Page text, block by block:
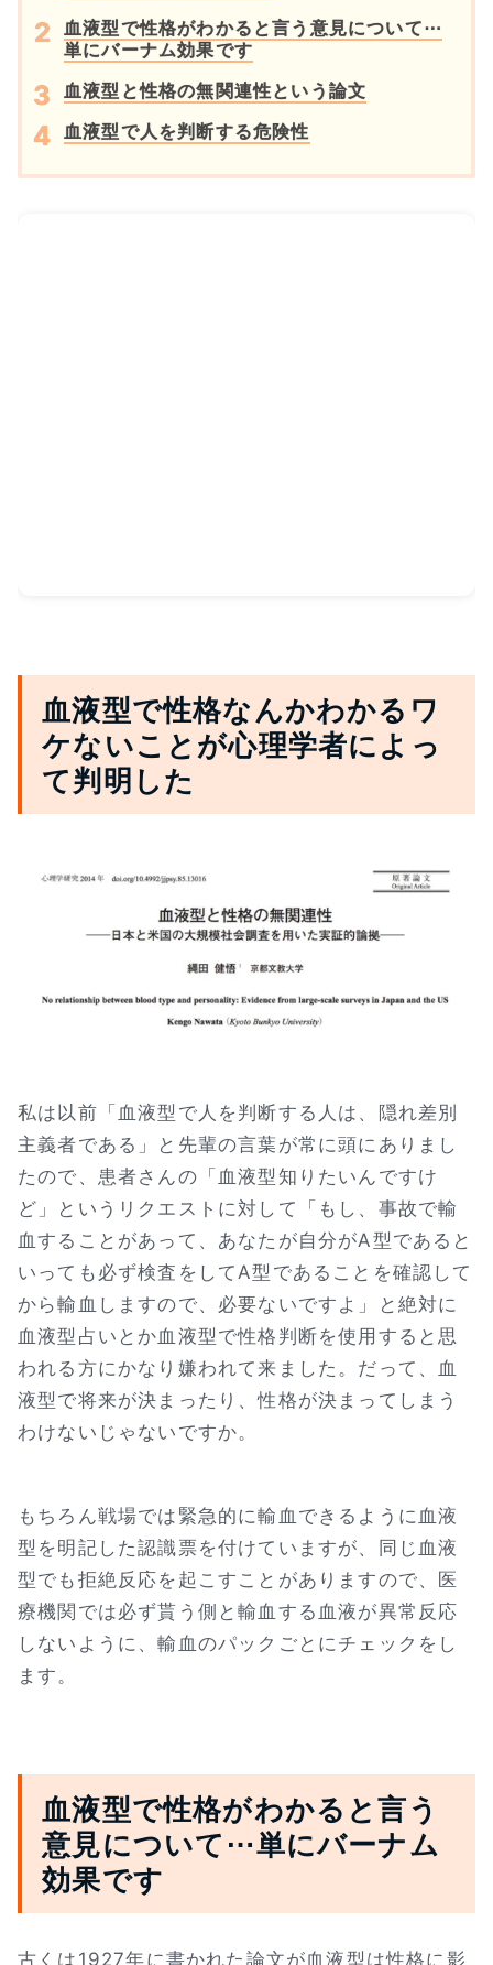
血液型で性格がわかると言う意見について⋯
単にバーナム効果です
血液型と性格の無関連性という論文
血液型で人を判断する危険性
血液型で性格なんかわかるワ
ケないことが心理学者によっ
て判明した
私は以前「血液型で人を判断する人は、隠れ差別
主義者である」と先輩の言葉が常に頭にありまし
たので、患者さんの「血液型知りたいんですけ
ど」というリクエストに対して「もし、事故で輸
血することがあって、あなたが自分がA型であると
いっても必ず検査をしてA型であることを確認して
から輸血しますので、必要ないですよ」と絶対に
血液型占いとか血液型で性格判断を使用すると思
われる方にかなり嫌われて来ました。だって、血
液型で将来が決まったり、性格が決まってしまう
わけないじゃないですか。
もちろん戦場では緊急的に輸血できるように血液
型を明記した認識票を付けていますが、同じ血液
型でも拒絶反応を起こすことがありますので、医
療機関では必ず貰う側と輸血する血液が異常反応
しないように、輸血のパックごとにチェックをし
ます。
血液型で性格がわかると言う
意見について⋯単にバーナム
効果です
古くは1927年に書かれた論文が血液型は性格に影